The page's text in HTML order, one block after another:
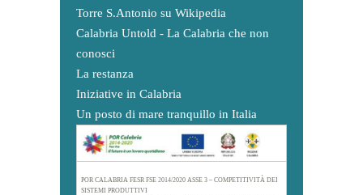
Torre S.Antonio su Wikipedia
Calabria Untold - La Calabria che non
conosci
La restanza
Iniziative in Calabria
Un posto di mare tranquillo in Italia
POR CALABRIA FESR FSE 2014/2020 ASSE 3 – COMPETITIVITÀ DEI
SISTEMI PRODUTTIVI